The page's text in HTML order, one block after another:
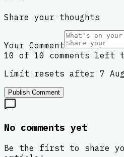
Share your thoughts
Your Comment
10 of 10 comments left
Limit resets after 7
Publish Comment
No comments yet
Be the first to share